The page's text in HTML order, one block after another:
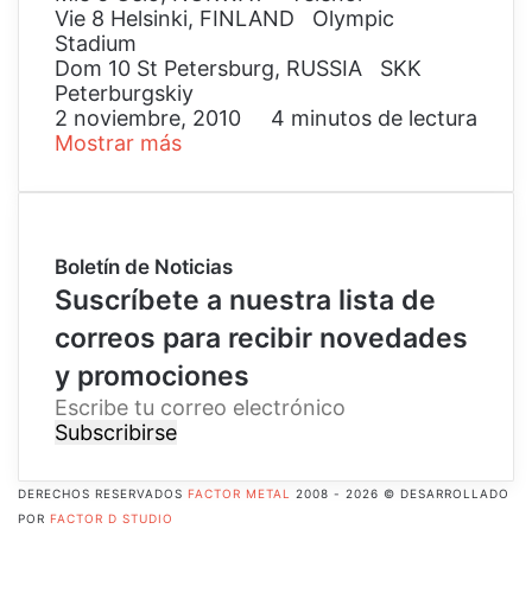
Vie 8 Helsinki, FINLAND Olympic
Stadium
Dom 10 St Petersburg, RUSSIA SKK
Peterburgskiy
2 noviembre, 2010
4 minutos de lectura
Mostrar más
Boletín de Noticias
Suscríbete a nuestra lista de
correos para recibir novedades
y promociones
E
s
r
DERECHOS RESERVADOS FACTOR METAL
2008 - 2026 © DESARROLLADO
POR FACTOR D STUDIO